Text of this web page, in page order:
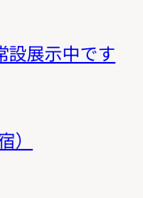
設展示中です